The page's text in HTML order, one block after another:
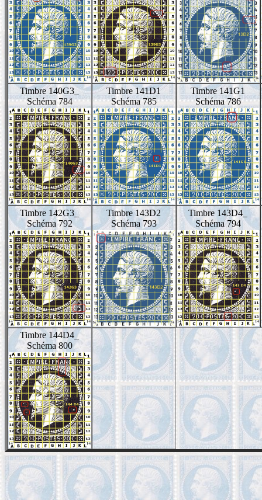
Timbre 140G3_
Schéma 784
Timbre 141D1
Schéma 785
Timbre 141G1
Schéma 786
Timbre 142G3_
Schéma 792
Timbre 143D2
Schéma 793
Timbre 143D4_
Schéma 794
Timbre 144D4_
Schéma 800